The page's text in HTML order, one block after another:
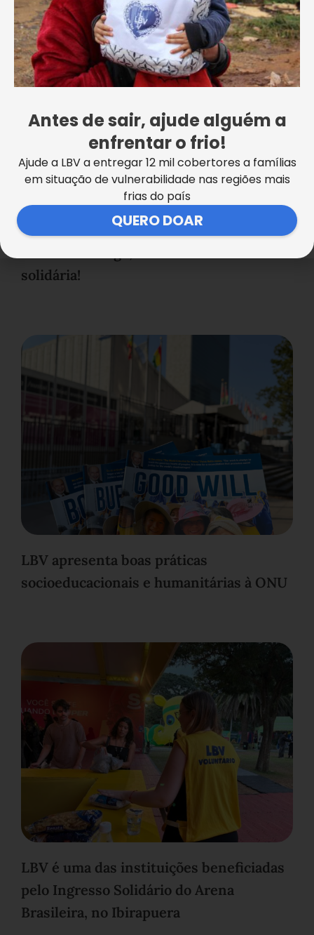
solidária!
LBV apresenta boas práticas
socioeducacionais e humanitárias à ONU
LBV é uma das instituições beneficiadas
pelo Ingresso Solidário do Arena
Brasileira, no Ibirapuera
Antes de sair, ajude alguém a
enfrentar o frio!
Ajude a LBV a entregar 12 mil cobertores a famílias
em situação de vulnerabilidade nas regiões mais
frias do país
QUERO DOAR